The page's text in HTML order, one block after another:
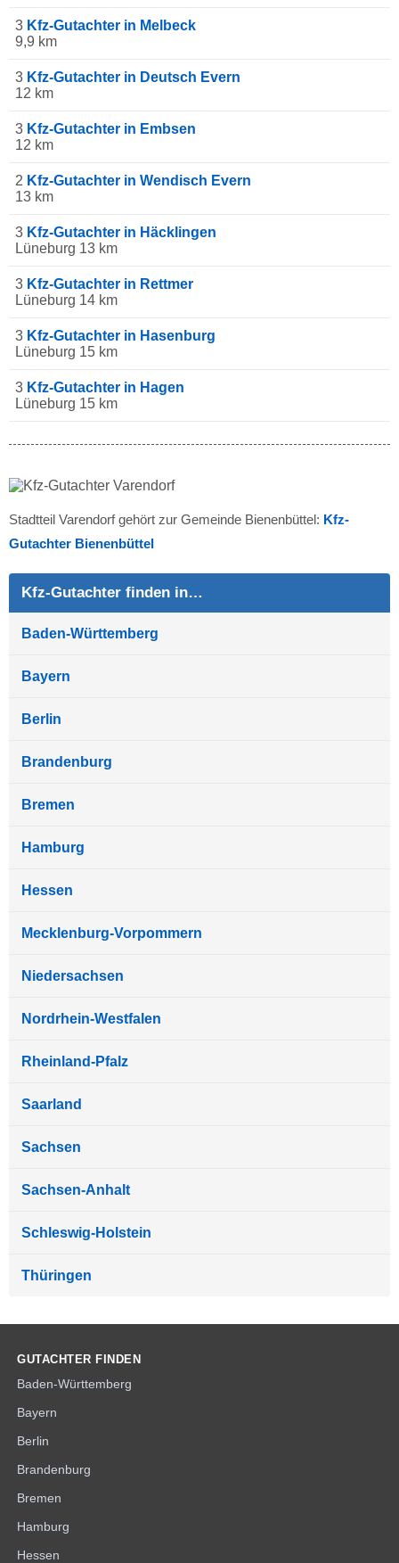
3 Kfz-Gutachter in Melbeck
9,9 km
3 Kfz-Gutachter in Deutsch Evern
12 km
3 Kfz-Gutachter in Embsen
12 km
2 Kfz-Gutachter in Wendisch Evern
13 km
3 Kfz-Gutachter in Häcklingen
Lüneburg 13 km
3 Kfz-Gutachter in Rettmer
Lüneburg 14 km
3 Kfz-Gutachter in Hasenburg
Lüneburg 15 km
3 Kfz-Gutachter in Hagen
Lüneburg 15 km
Stadtteil Varendorf gehört zur Gemeinde Bienenbüttel: Kfz-
Gutachter Bienenbüttel
Kfz-Gutachter finden in…
Baden-Württemberg
Bayern
Berlin
Brandenburg
Bremen
Hamburg
Hessen
Mecklenburg-Vorpommern
Niedersachsen
Nordrhein-Westfalen
Rheinland-Pfalz
Saarland
Sachsen
Sachsen-Anhalt
Schleswig-Holstein
Thüringen
GUTACHTER FINDEN
Baden-Württemberg
Bayern
Berlin
Brandenburg
Bremen
Hamburg
Hessen